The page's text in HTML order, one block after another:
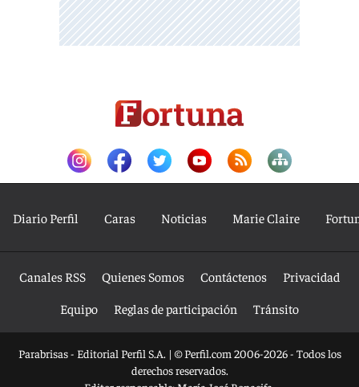
Diario Perfil Caras Noticias Marie Claire
Canales RSS Quienes Somos Contáctenos
Privacidad
Equipo
Reglas de participación Tránsito
Parabrisas - Editorial Perfil S.A. | © Perfil.com 2006-2026 - Todos los
derechos reservados.